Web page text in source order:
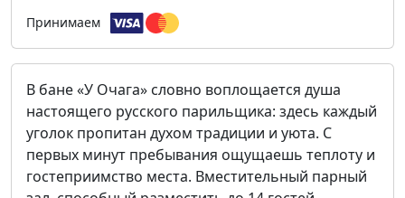
Принимаем
В бане «У Очага» словно воплощается душа
настоящего русского парильщика: здесь каждый
уголок пропитан духом традиции и уюта. С
первых минут пребывания ощущаешь теплоту и
гостеприимство места. Вместительный парный